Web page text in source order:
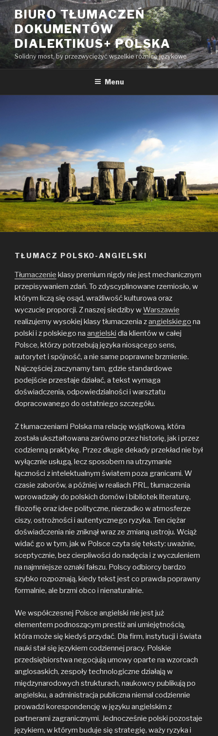
Przeskocz
do
treści
BIURO TŁUMACZEŃ
DOKUMENTÓW
DIALEKTIKUS+ POLSKA
Solidny most, by przezwyciężyć wszelkie różnice językowe
Menu
TŁUMACZ POLSKO-ANGIELSKI
Tłumaczenie klasy premium nigdy nie jest mechanicznym
przepisywaniem zdań. To zdyscyplinowane rzemiosło, w
którym liczą się osąd, wrażliwość kulturowa oraz
wyczucie proporcji. Z naszej siedziby wWarszawie
realizujemy wysokiej klasy tłumaczenia zangielskiego na
polski i z polskiego na angielski dla klientów w całej
Polsce, którzy potrzebują języka niosącego sens,
autorytet i spójność, a nie same poprawne brzmienie.
Najczęściej zaczynamy tam, gdzie standardowe
podejście przestaje działać, a tekst wymaga
doświadczenia, odpowiedzialności i warsztatu
dopracowanego do ostatniego szczegółu.
Z tłumaczeniami Polska ma relację wyjątkową, która
została ukształtowana zarówno przez historię, jak i przez
codzienną praktykę. Przez długie dekady przekład nie był
wyłącznie usługą, lecz sposobem na utrzymanie
łączności z intelektualnym światem poza granicami. W
czasie zaborów, a później w realiach PRL, tłumaczenia
wprowadzały do polskich domów i bibliotek literaturę,
filozofię oraz idee polityczne, nierzadko w atmosferze
ciszy, ostrożności i autentycznego ryzyka. Ten ciężar
doświadczenia nie zniknął wraz ze zmianą ustroju. Wciąż
widać go w tym, jak w Polsce czyta się teksty: uważnie,
sceptycznie, bez cierpliwości do nadęcia i z wyczuleniem
na najmniejsze oznaki fałszu. Polscy odbiorcy bardzo
szybko rozpoznają, kiedy tekst jest co prawda poprawny
formalnie, ale brzmi obco i nienaturalnie.
We współczesnej Polsce angielski nie jest już
elementem podnoszącym prestiż ani umiejętnością,
która może się kiedyś przydać. Dla firm, instytucji i świata
nauki stał się językiem codziennej pracy. Polskie
przedsiębiorstwa negocjują umowy oparte na wzorcach
anglosaskich, zespoły technologiczne działają w
międzynarodowych strukturach, naukowcy publikują po
angielsku, a administracja publiczna niemal codziennie
prowadzi korespondencję w języku angielskim z
partnerami zagranicznymi. Jednocześnie polski pozostaje
językiem, w którym buduje się strategię, waży ryzyka i